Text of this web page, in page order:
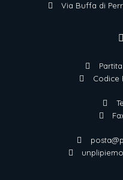
Via Buffa di
Codice